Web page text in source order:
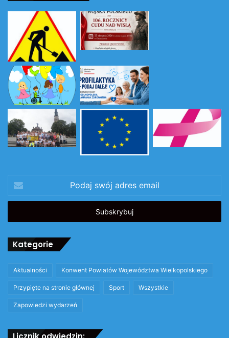
swój
adres
Kategorie
Aktualności Konwent Powiatów Województwa Wielkopolskiego
Przypięte na stronie głównej Sport Wszystkie
Zapowiedzi wydarzeń